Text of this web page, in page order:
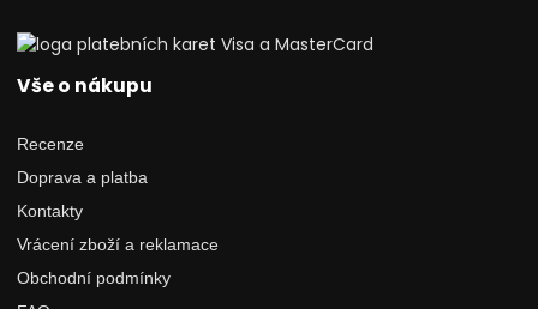
Vše o nákupu
Recenze
Doprava a platba
Kontakty
Vrácení zboží a reklamace
Obchodní podmínky